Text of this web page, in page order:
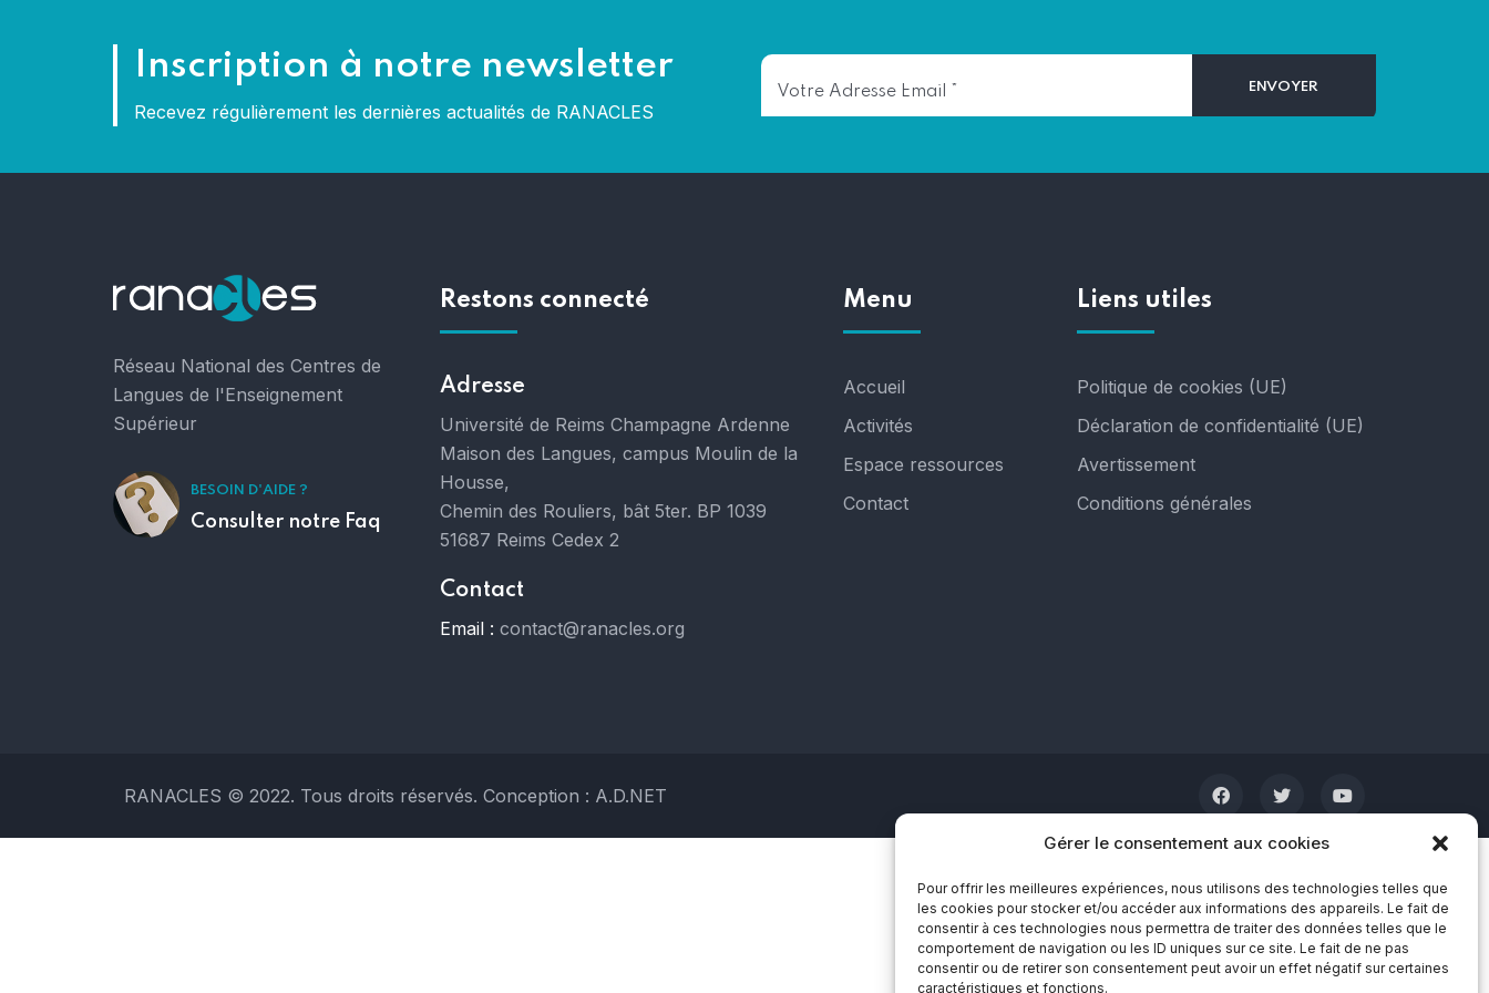
Gérer le consentement aux cookies
Pour offrir les meilleures expériences, nous utilisons des technologies telles que
les cookies pour stocker et/ou accéder aux informations des appareils. Le fait de
consentir à ces technologies nous permettra de traiter des données telles que le
comportement de navigation ou les ID uniques sur ce site. Le fait de ne pas
consentir ou de retirer son consentement peut avoir un effet négatif sur certaines
caractéristiques et fonctions.
Inscription à notre newsletter
Recevez régulièrement les dernières actualités de RANACLES
Réseau National des Centres de
Langues de l'Enseignement
Supérieur
BESOIN D'AIDE ?
Consulter notre Faq
Restons connecté
Adresse
Université de Reims Champagne Ardenne
Maison des Langues, campus Moulin de la
Housse,
Chemin des Rouliers, bât 5ter. BP 1039
51687 Reims Cedex 2
Contact
Email : contact@ranacles.org
Menu
Accueil
Activités
Espace ressources
Contact
Liens utiles
Politique de cookies (UE)
Déclaration de confidentialité (UE)
Avertissement
Conditions générales
RANACLES © 2022. Tous droits réservés. Conception : A.D.NET